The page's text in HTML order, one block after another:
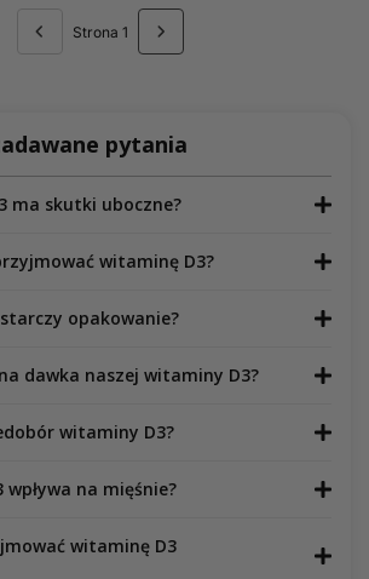
Strona 1
pytania
ma skutki uboczne?
witaminę D3?
opakowanie?
dawka naszej witaminy D3?
witaminy D3?
na mięśnie?
witaminę D3